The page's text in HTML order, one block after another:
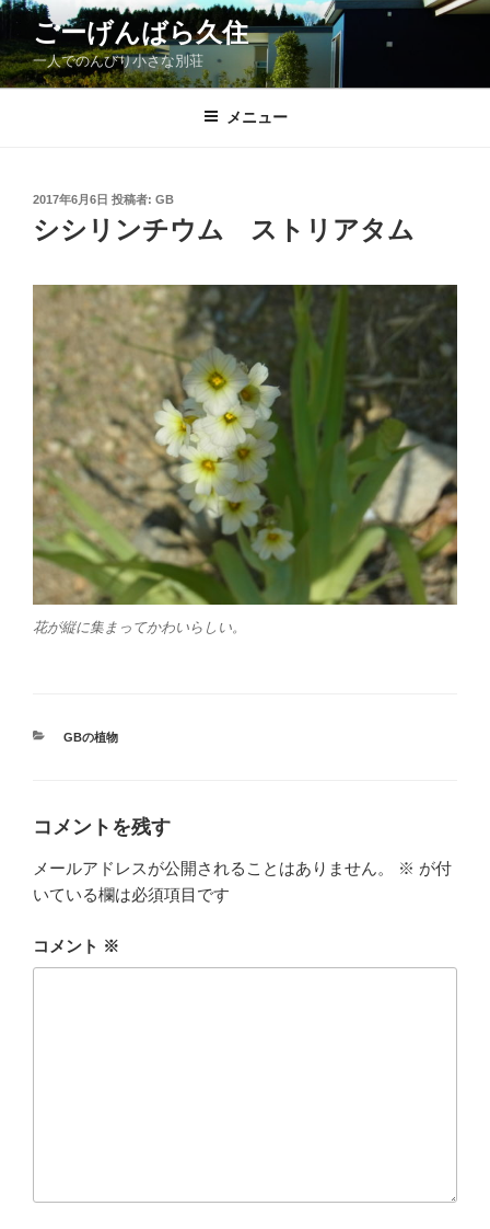
コ
テ
ン
ごーげんばら久住
一人でのんびり小さな別荘
メニュー
投
稿
日:
2017年6月6日 投稿者: GB
シシリンチウム ストリアタム
花が縦に集まってかわいらしい。
カ
GBの植物
コメントを残す
メールアドレスが公開されることはありません。 ※ が付
いている欄は必須項目です
コメント ※